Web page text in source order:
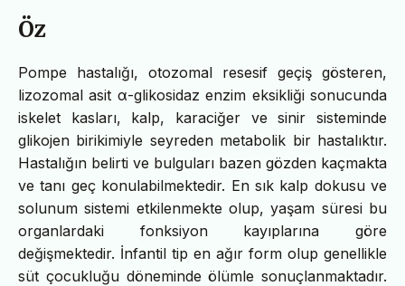
Öz
Pompe hastalığı, otozomal resesif geçiş gösteren,
lizozomal asit α-glikosidaz enzim eksikliği sonucunda
iskelet kasları, kalp, karaciğer ve sinir sisteminde
glikojen birikimiyle seyreden metabolik bir hastalıktır.
Hastalığın belirti ve bulguları bazen gözden kaçmakta
ve tanı geç konulabilmektedir. En sık kalp dokusu ve
solunum sistemi etkilenmekte olup, yaşam süresi bu
organlardaki fonksiyon kayıplarına göre
değişmektedir. İnfantil tip en ağır form olup genellikle
süt çocukluğu döneminde ölümle sonuçlanmaktadır.